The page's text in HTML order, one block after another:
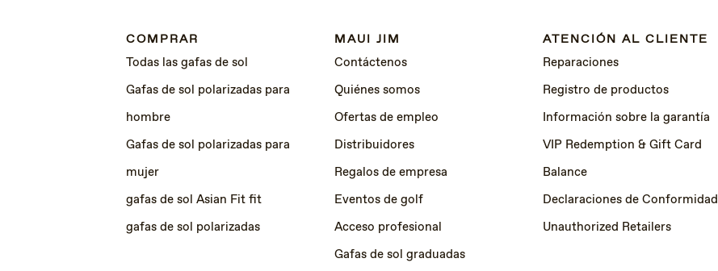
COMPRAR
Todas las gafas de sol
Gafas de sol polarizadas para
hombre
Gafas de sol polarizadas para
mujer
gafas de sol Asian Fit fit
gafas de sol polarizadas
MAUI JIM
Contáctenos
Quiénes somos
Ofertas de empleo
Distribuidores
Regalos de empresa
Eventos de golf
Acceso profesional
Gafas de sol graduadas
ATENCIÓN AL CLIENTE
Reparaciones
Registro de productos
Información sobre la garantía
VIP Redemption & Gift Card
Balance
Declaraciones de Conformidad
Unauthorized Retailers